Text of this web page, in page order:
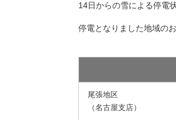
14日からの雪による停電
停電となりました地域の
尾張地区
（名古屋支店）